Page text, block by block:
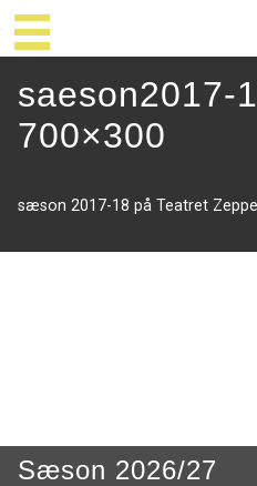
saeson2017-
700×300
sæson 2017-18 på Teatret
Sæson 2026/27